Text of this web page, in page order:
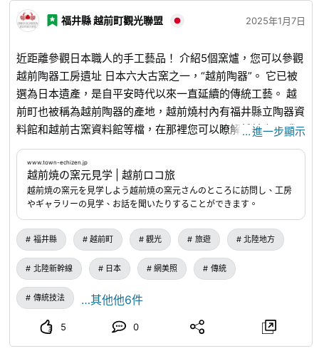
福井縣 越前町觀光聯盟 2025年1月7日
近距離參觀日本職人的手工藝品！ 介紹5個窯爐，您可以參觀
越前陶器工房遺址 日本六大古窯之一，“越前陶器”。 它已被
選為日本遺產，是自平安時代以來一直延續的傳統工藝。 越
前町也被稱為越前陶器的產地，越前燒村內有福井縣立陶器資
料館和越前古窯資料館等檔，在那裡您可以瞭解越前陶器 我
想更真實地感受越前陶器！ 對於那些說的人，我們建議直接
參觀越前陶器窯。 你實際上可以看到職人的手藝在你面前。
這次工房，我們想介紹五位接受參觀現場的陶藝家。 ・・・
●細上鵘先生 他出生在越前陶器產地越前町（原織田町），
因此他走上了陶器之路。 專注於重現具有季節感的大自然色
彩，除了製作陶瓷外，我還努力為日本展覽和當代工藝展覽創
作作品。 最近，我和兒子一起，每天都在努力工作，向兩代
父母和孩子傳達越前陶器的魅力。 關於豐齋窯
www.echizenyaki.com
水 35歲時，他從宮城縣仙台市搬到福井縣越前町。 我喜歡在
田園詩般的里山氛圍中專心創作作品的環境。 出水先生的特
點是他的作品具有簡單的口感，適合日常使用。 他是一位非
…進一步顯示
www.town-echizen.jp
越前焼の窯元見学 | 越前ロコ旅
越前焼の窯元を見学しよう越前焼の窯元さんのところに訪問し、工房
やギャラリーの見学、お話を聞いたりすることができます。
福井縣 越前町 觀光 旅遊 北陸地方
北陸新幹線 日本 網美照 傳統
傳統技法 …其他他6件
5 0